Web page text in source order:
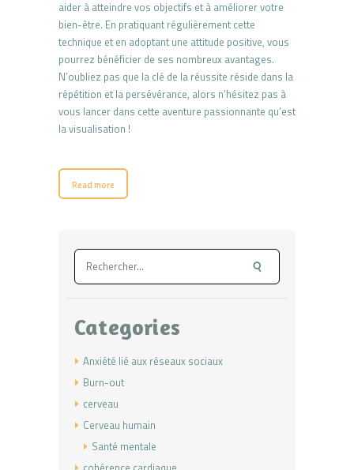
aider à atteindre vos objectifs et à améliorer votre
bien-être. En pratiquant régulièrement cette
technique et en adoptant une attitude positive, vous
pourrez bénéficier de ses nombreux avantages.
N’oubliez pas que la clé de la réussite réside dans la
répétition et la persévérance, alors n’hésitez pas à
vous lancer dans cette aventure passionnante qu’est
la visualisation !
Read more
Rechercher :
Categories
Anxiété lié aux réseaux sociaux
Burn-out
cerveau
Cerveau humain
Santé mentale